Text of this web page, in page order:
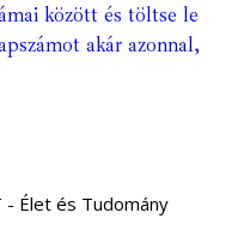
között és töltse le
akár azonnal,
Élet és Tudomány